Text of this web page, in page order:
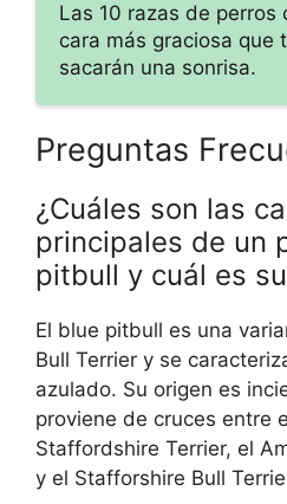
Las 10 razas de perros
cara más graciosa que
sacarán una sonrisa.
Preguntas
¿Cuáles son las
principales de un
pitbull y cuál es
El blue pitbull es una
Bull Terrier y se
azulado. Su origen es
proviene de cruces entre
Staffordshire Terrier, el
y el Stafforshire Bull